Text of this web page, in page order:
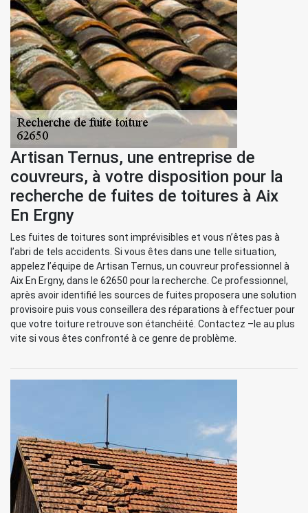
Artisan Ternus, une entreprise de
couvreurs, à votre disposition pour la
recherche de fuites de toitures à Aix
En Ergny
Les fuites de toitures sont imprévisibles et vous n’êtes pas à
l’abri de tels accidents. Si vous êtes dans une telle situation,
appelez l’équipe de Artisan Ternus, un couvreur professionnel à
Aix En Ergny, dans le 62650 pour la recherche. Ce professionnel,
après avoir identifié les sources de fuites proposera une solution
provisoire puis vous conseillera des réparations à effectuer pour
que votre toiture retrouve son étanchéité. Contactez –le au plus
vite si vous êtes confronté à ce genre de problème.